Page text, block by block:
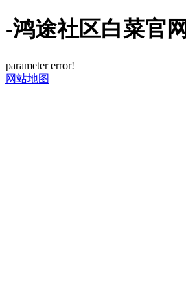
-鸿途社区白菜官网
parameter error!
网站地图